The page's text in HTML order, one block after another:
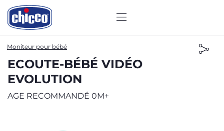
Moniteur pour bébé
ECOUTE-BÉBÉ VIDÉO
EVOLUTION
AGE RECOMMANDÉ 0M+